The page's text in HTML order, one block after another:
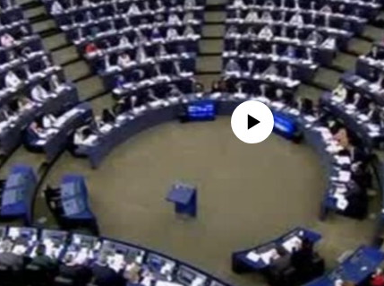
No media source currently available